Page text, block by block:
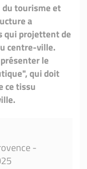
du tourisme et
a
qui projettent de
centre-ville.
le
qui doit
ce tissu
-